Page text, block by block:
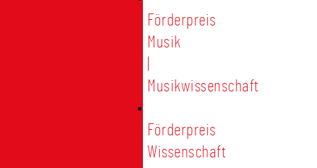
Förderpreis
Musik
Musikwissenschaft
Förderpreis
Wissenschaft